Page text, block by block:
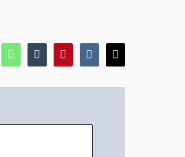
WhatsAppTumblrPinterestVk
Correo
electrónico